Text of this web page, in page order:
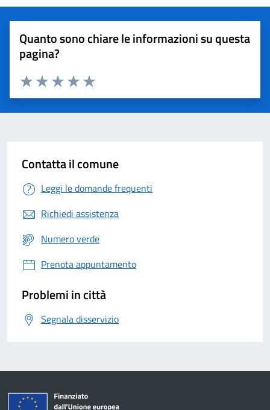
Quanto sono chiare le informazioni su questa
pagina?
Valuta 5 stelle su 5
Valuta 4 stelle su 5
Valuta 3 stelle su 5
Valuta 2 stelle su 5
Valuta 1 stelle su 5
Contatta il comune
Leggi le domande frequenti
Richiedi assistenza
Numero verde
Prenota appuntamento
Problemi in città
Segnala disservizio